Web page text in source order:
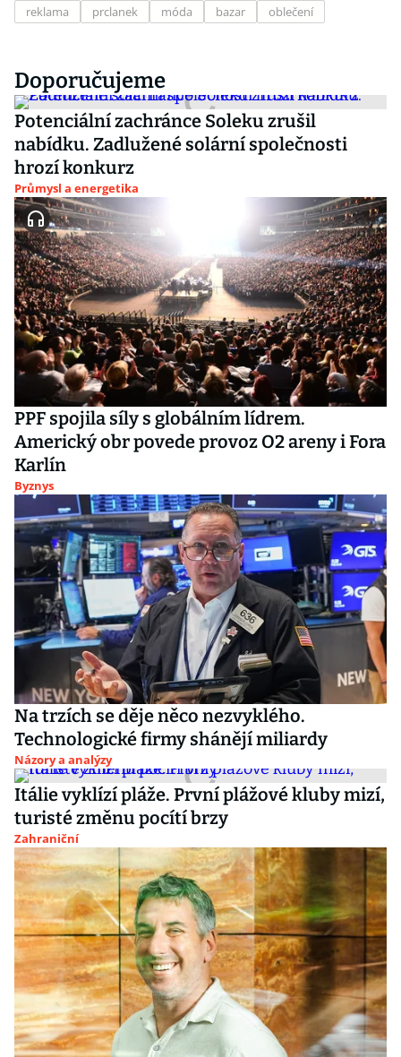
reklama prclanek móda bazar oblečení
Doporučujeme
Potenciální zachránce Soleku zrušil
nabídku. Zadlužené solární společnosti
hrozí konkurz
Průmysl a energetika
PPF spojila síly s globálním lídrem.
Americký obr povede provoz O2 areny i Fora
Karlín
Byznys
Na trzích se děje něco nezvyklého.
Technologické firmy shánějí miliardy
Názory a analýzy
Itálie vyklízí pláže. První plážové kluby mizí,
turisté změnu pocítí brzy
Zahraniční